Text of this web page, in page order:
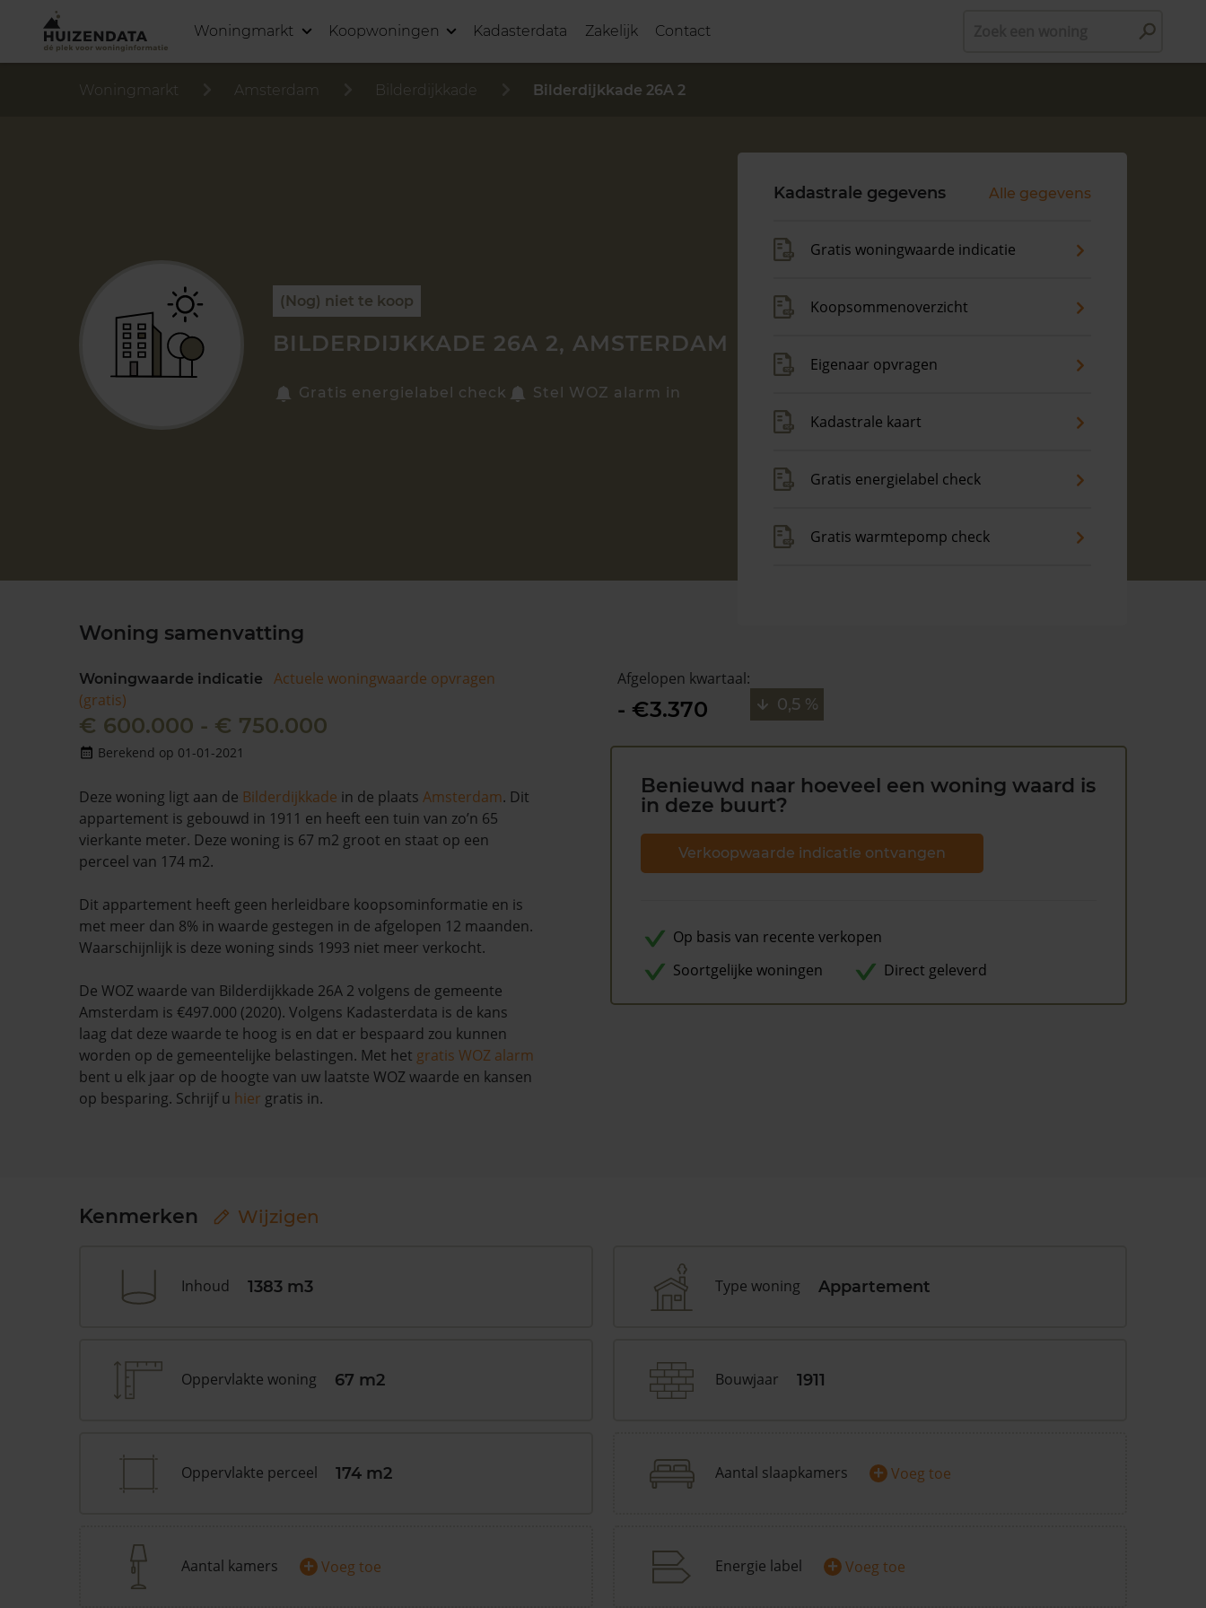
Woningmarkt Koopwoningen Kadasterdata Zakelijk Contact
Woningmarkt Amsterdam Bilderdijkkade Bilderdijkkade 26A 2
(Nog) niet te koop
BILDERDIJKKADE 26A 2, AMSTERDAM
Gratis energielabel check Stel WOZ alarm in
Kadastrale gegevens Alle gegevens
Gratis woningwaarde indicatie
Koopsommenoverzicht
Eigenaar opvragen
Kadastrale kaart
Gratis energielabel check
Gratis warmtepomp check
Woning samenvatting
Woningwaarde indicatie
Actuele woningwaarde opvragen
(gratis)
€ 600.000 - € 750.000
Berekend op 01-01-2021
Deze woning ligt aan de Bilderdijkkade in de plaats Amsterdam. Dit
appartement is gebouwd in 1911 en heeft een tuin van zo’n 65
vierkante meter. Deze woning is 67 m2 groot en staat op een
perceel van 174 m2.
Dit appartement heeft geen herleidbare koopsominformatie en is
met meer dan 8% in waarde gestegen in de afgelopen 12 maanden.
Waarschijnlijk is deze woning sinds 1993 niet meer verkocht.
De WOZ waarde van Bilderdijkkade 26A 2 volgens de gemeente
Amsterdam is €497.000 (2020). Volgens Kadasterdata is de kans
laag dat deze waarde te hoog is en dat er bespaard zou kunnen
worden op de gemeentelijke belastingen. Met het gratis WOZ alarm
bent u elk jaar op de hoogte van uw laatste WOZ waarde en kansen
op besparing. Schrijf u hier gratis in.
Afgelopen kwartaal:
- €3.370 0,5 %
Benieuwd naar hoeveel een woning waard is
in deze buurt?
Verkoopwaarde indicatie ontvangen
Op basis van recente verkopen
Soortgelijke woningen
Direct geleverd
Kenmerken Wijzigen
Inhoud 1383 m3 Type woning Appartement
Oppervlakte woning 67 m2 Bouwjaar 1911
Oppervlakte perceel 174 m2 Aantal slaapkamers + Voeg toe
Aantal kamers + Voeg toe Energie label + Voeg toe